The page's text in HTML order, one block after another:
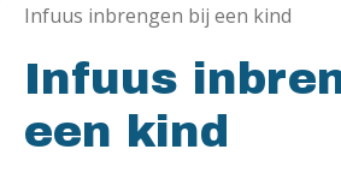
Infuus inbrengen bij een kind
Infuus
een kind